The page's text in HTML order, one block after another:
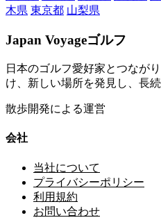
木県 東京都 山梨県
Japan Voyageゴルフ
日本のゴルフ愛好家とつなが
け、新しい場所を発見し、長
散歩開発による運営
会社
当社について
プライバシーポリシー
利用規約
お問い合わせ